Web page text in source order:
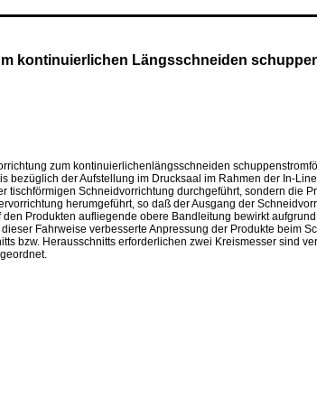
kontinuierlichen Längsschneiden
zum kontinuierlichenlängsschneiden
bezüglich der Aufstellung im Drucksaal im Rahmen der In-
tischförmigen Schneidvorrichtung durchgeführt, sondern die
herumgeführt, so daß der Ausgang der
Produkten aufliegende obere Bandleitung bewirkt
Fahrweise verbesserte Anpressung der Produkte beim
bzw. Herausschnitts erforderlichen zwei Kreismesser sind